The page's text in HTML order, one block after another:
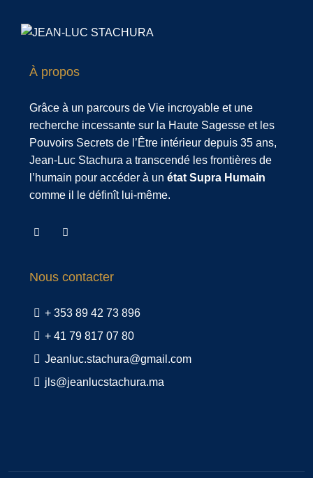
À propos
Grâce à un parcours de Vie incroyable et une
recherche incessante sur la Haute Sagesse et les
Pouvoirs Secrets de l’Être intérieur depuis 35 ans,
Jean-Luc Stachura a transcendé les frontières de
l’humain pour accéder à un état Supra Humain
comme il le définît lui-même.
Nous contacter
+ 353 89 42 73 896
+ 41 79 817 07 80
Jeanluc.stachura@gmail.com
jls@jeanlucstachura.ma